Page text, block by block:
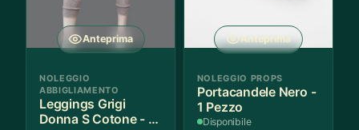
Anteprima
NOLEGGIO
ABBIGLIAMENTO
Leggings Grigi
Donna S Cotone - 1
Anteprima
NOLEGGIO PROPS
Portacandele Nero -
1 Pezzo
Disponibile